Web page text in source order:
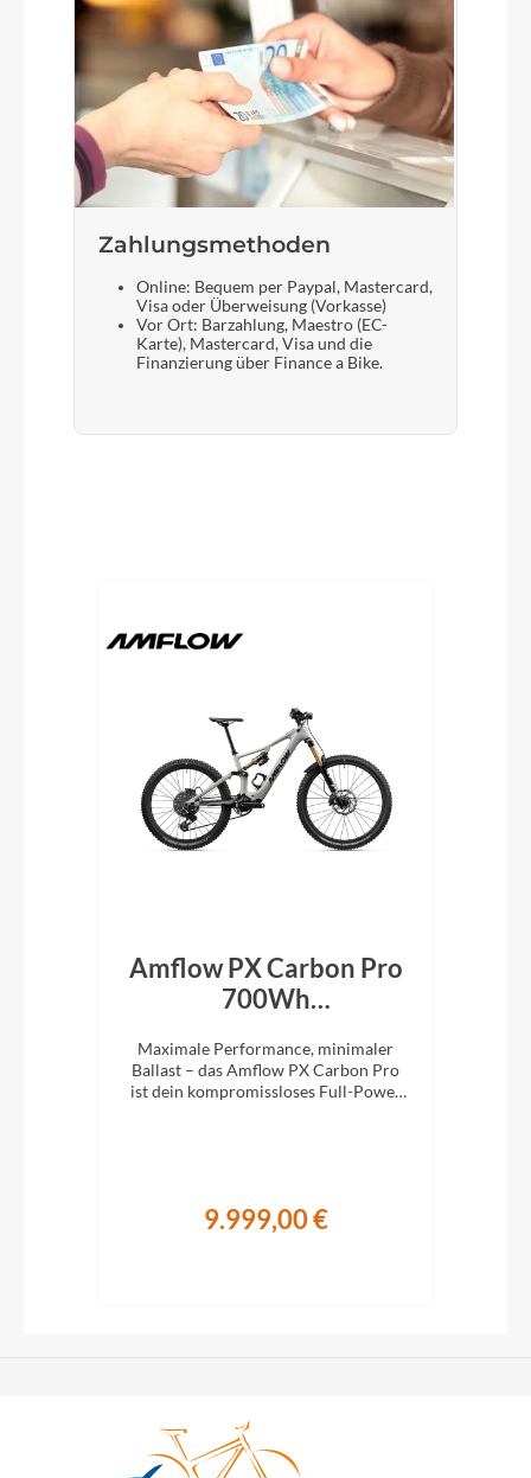
Zahlungsmethoden
Online: Bequem per Paypal, Mastercard,
Visa oder Überweisung (Vorkasse)
Vor Ort: Barzahlung, Maestro (EC-
Karte), Mastercard, Visa und die
Finanzierung über Finance a Bike.
Amflow PX Carbon Pro
700Wh
Maximale Performance, minimaler
Ballast – das Amflow PX Carbon Pro
ist dein kompromissloses Full-Power
9.999,00 €